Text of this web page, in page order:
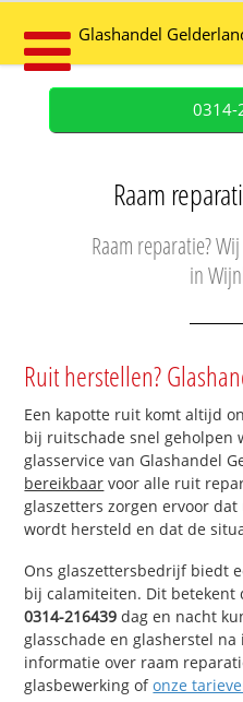
Glashandel
0314-
Raam
Raam reparatie?
in
Ruit herstellen?
Een kapotte ruit komt altijd
bij ruitschade snel geholpen
glasservice van Glashandel
bereikbaar voor alle ruit
glaszetters zorgen ervoor
wordt hersteld en dat de
Ons glaszettersbedrijf biedt
bij calamiteiten. Dit
0314-216439 dag en nacht
glasschade en glasherstel
informatie over raam
glasbewerking ofonze